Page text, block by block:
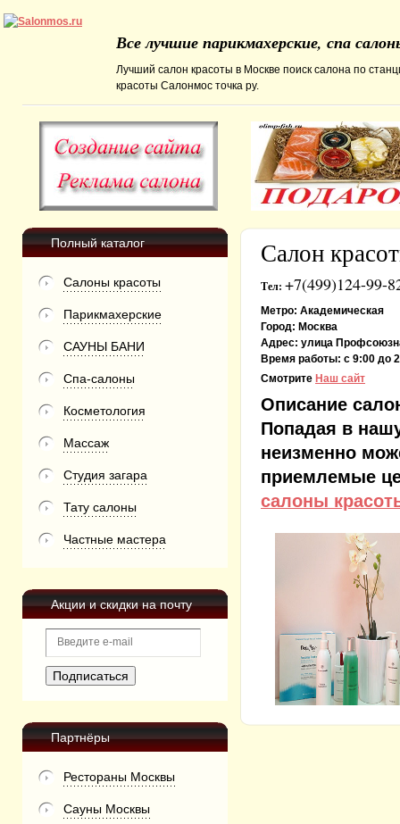
Все лучшие парикмахерские, спа
Лучший салон красоты в Москве поиск салона по
красоты Салонмос точка ру.
Полный каталог
Салоны красоты
Парикмахерские
САУНЫ БАНИ
Спа-салоны
Косметология
Массаж
Студия загара
Тату салоны
Частные мастера
Акции и скидки на почту
Партнёры
Рестораны Москвы
Сауны Москвы
Салон
Тел: +7(499)124-99-
Метро: Академическая
Город: Москва
Адрес: улица
Время работы: с 9:00 до
Смотрите Наш сайт
Описание
Попадая в
неизменно
приемлемые
салоны